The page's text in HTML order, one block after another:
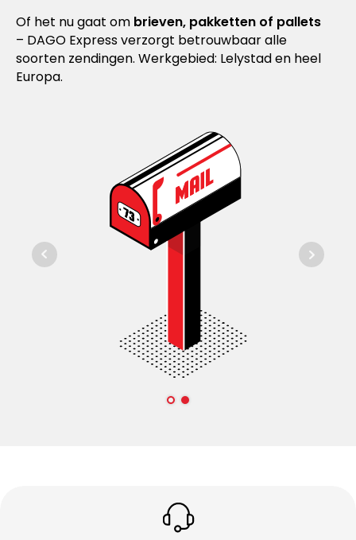
Of het nu gaat om brieven, pakketten of pallets
– DAGO Express verzorgt betrouwbaar alle
soorten zendingen. Werkgebied: Lelystad en heel
Europa.